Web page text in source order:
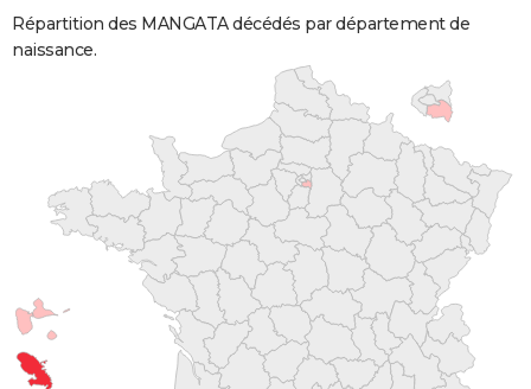
Répartition des MANGATA décédés par département de
naissance.